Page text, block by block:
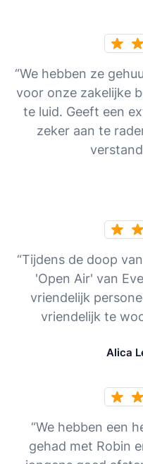
“We hebben ze
voor onze zakelijke
te luid. Geeft een
zeker aan te
“Tijdens de doop
'Open Air' van
vriendelijk
vriendelijk te
Alica
“We hebben een
gehad met Robin